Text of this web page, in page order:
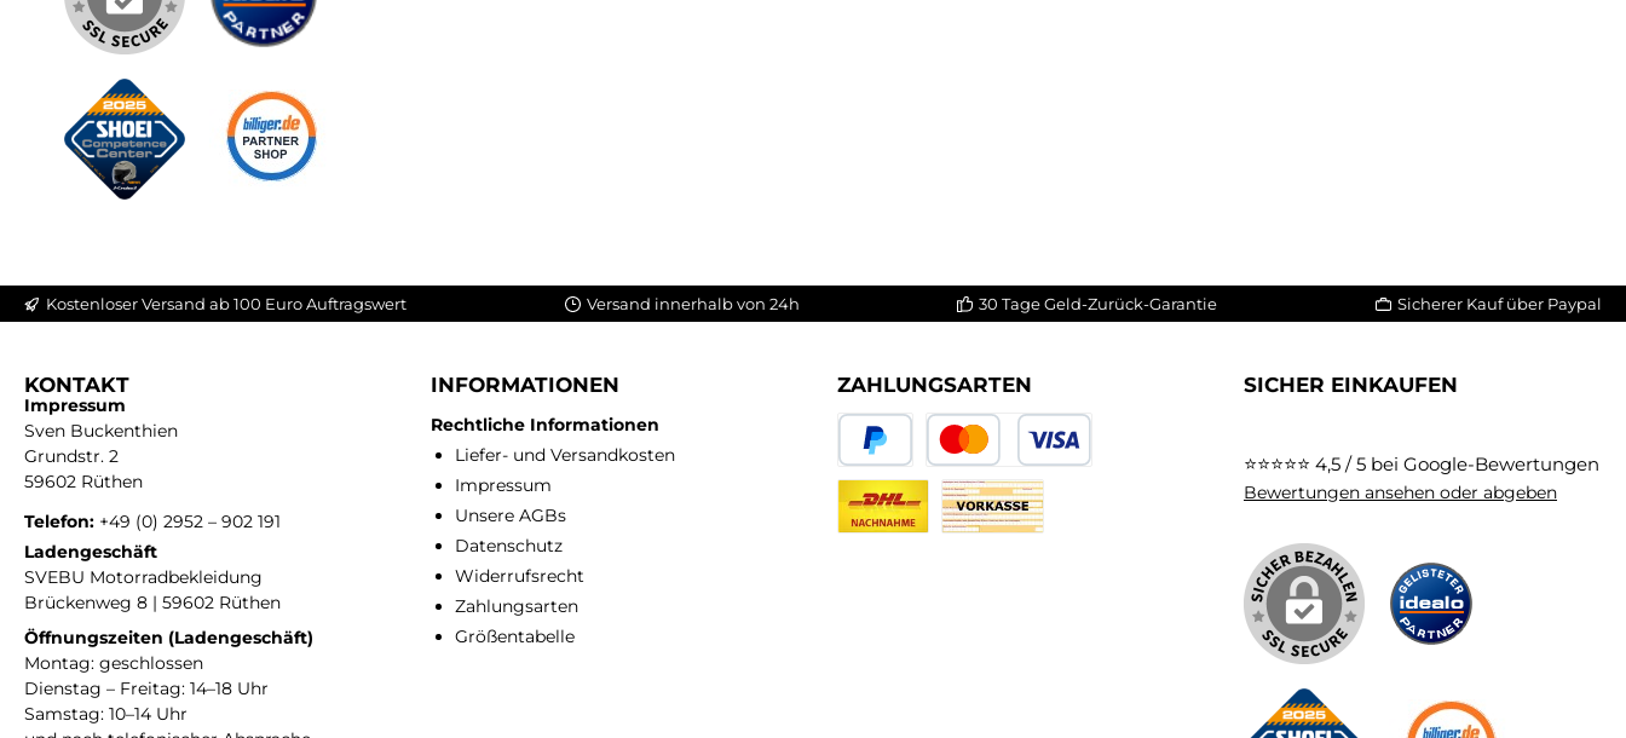
Kostenloser Versand ab 100 Euro Auftragswert Versand innerhalb von 24h 30 Tage Geld-Zurück-Garantie Sicherer Kauf über Paypal
KONTAKT
Impressum
Sven Buckenthien
Grundstr. 2
59602 Rüthen
Telefon: +49 (0) 2952 – 902 191
Ladengeschäft
SVEBU Motorradbekleidung
Brückenweg 8 | 59602 Rüthen
Öffnungszeiten (Ladengeschäft)
Montag: geschlossen
Dienstag – Freitag: 14–18 Uhr
Samstag: 10–14 Uhr
INFORMATIONEN
Rechtliche Informationen
Liefer- und Versandkosten
Impressum
Unsere AGBs
Datenschutz
Widerrufsrecht
Zahlungsarten
Größentabelle
ZAHLUNGSARTEN
PayPal Kredit- oder Debitkarte
SICHER EINKAUFEN
⭐⭐⭐⭐⭐ 4,5 / 5 bei Google-Bewertungen
Bewertungen ansehen oder abgeben